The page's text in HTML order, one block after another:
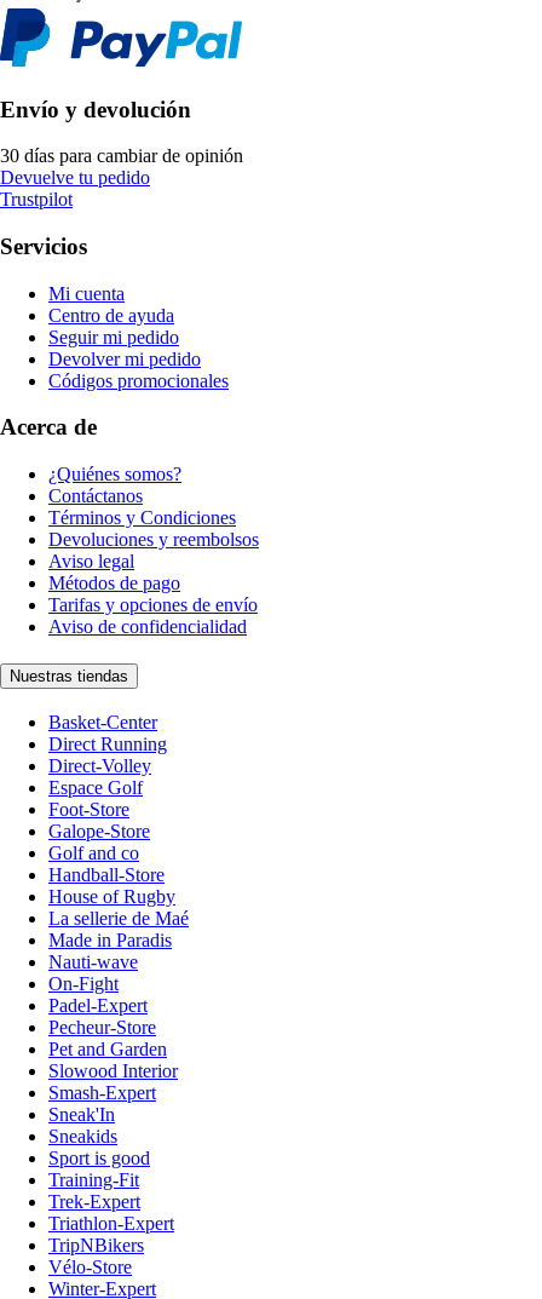
Envío y devolución
30 días para cambiar de opinión
Devuelve tu pedido
Trustpilot
Servicios
Mi cuenta
Centro de ayuda
Seguir mi pedido
Devolver mi pedido
Códigos promocionales
Acerca de
¿Quiénes somos?
Contáctanos
Términos y Condiciones
Devoluciones y reembolsos
Aviso legal
Métodos de pago
Tarifas y opciones de envío
Aviso de confidencialidad
Nuestras tiendas
Basket-Center
Direct Running
Direct-Volley
Espace Golf
Foot-Store
Galope-Store
Golf and co
Handball-Store
House of Rugby
La sellerie de Maé
Made in Paradis
Nauti-wave
On-Fight
Padel-Expert
Pecheur-Store
Pet and Garden
Slowood Interior
Smash-Expert
Sneak'In
Sneakids
Sport is good
Training-Fit
Trek-Expert
Triathlon-Expert
TripNBikers
Vélo-Store
Winter-Expert